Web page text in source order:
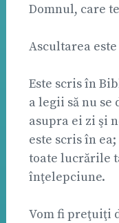
Domnul, care te
Ascultarea
Este scris în
a legii să nu se
asupra ei zi şi
este scris în
toate lucrările
înţelepciune.
Vom fi preţuiţi